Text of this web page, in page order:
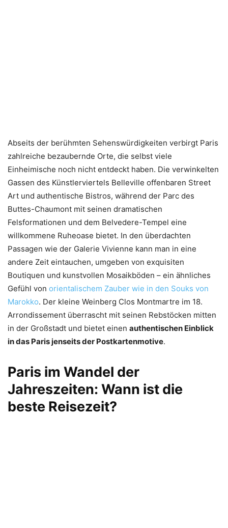
Abseits der berühmten Sehenswürdigkeiten verbirgt Paris
zahlreiche bezaubernde Orte, die selbst viele
Einheimische noch nicht entdeckt haben. Die verwinkelten
Gassen des Künstlerviertels Belleville offenbaren Street
Art und authentische Bistros, während der Parc des
Buttes-Chaumont mit seinen dramatischen
Felsformationen und dem Belvedere-Tempel eine
willkommene Ruheoase bietet. In den überdachten
Passagen wie der Galerie Vivienne kann man in eine
andere Zeit eintauchen, umgeben von exquisiten
Boutiquen und kunstvollen Mosaikböden – ein ähnliches
Gefühl von orientalischem Zauber wie in den Souks von
Marokko. Der kleine Weinberg Clos Montmartre im 18.
Arrondissement überrascht mit seinen Rebstöcken mitten
in der Großstadt und bietet einen authentischen Einblick
in das Paris jenseits der Postkartenmotive.
Paris im Wandel der
Jahreszeiten: Wann ist die
beste Reisezeit?